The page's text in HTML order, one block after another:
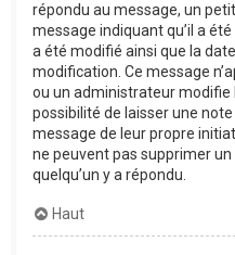
répondu au message, un
message indiquant qu’il a
a été modifié ainsi que la
modification. Ce message
ou un administrateur modifie
possibilité de laisser une
message de leur propre
ne peuvent pas supprimer
quelqu’un y a répondu.
Haut